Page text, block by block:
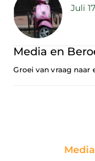
Juli
Media en
Groei van vraag
Media